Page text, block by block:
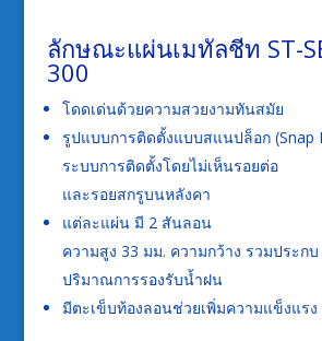
ลักษณะแผ่นเมทัลชีท ST-
300
โดดเด่นด้วยความสวยงามทันสมัย
รูปแบบการติดตั้งแบบสแนปล็อก(Snap
ระบบการติดตั้งโดยไม่เห็นรอยต่อ
และรอยสกรูบนหลังคา
แต่ละแผ่น มี 2 สันลอน
ความสูง 33 มม. ความกว้าง รวมประกบ
ปริมาณการรองรับน้ำฝน
มีตะเข็บท้องลอนช่วยเพิ่มความแข็งแรง